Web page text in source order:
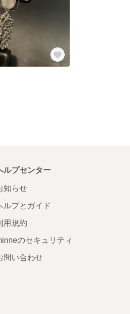
ルプセンター
知らせ
ルプとガイド
用規約
のセキュリティ
問い合わせ